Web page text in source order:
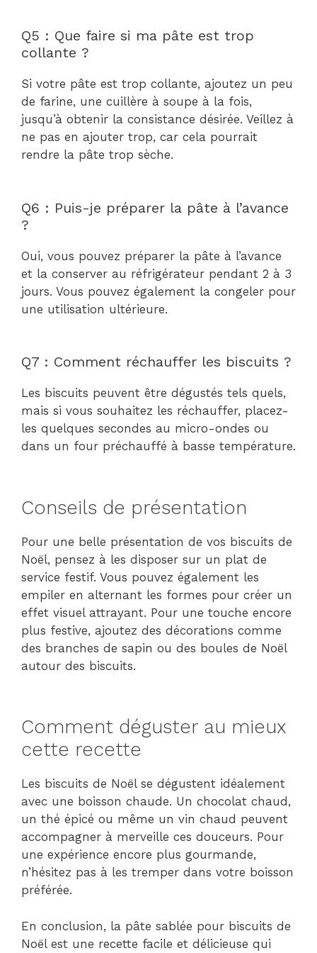
Q5 : Que faire si ma pâte est trop
collante ?
Si votre pâte est trop collante, ajoutez un peu
de farine, une cuillère à soupe à la fois,
jusqu’à obtenir la consistance désirée. Veillez à
ne pas en ajouter trop, car cela pourrait
rendre la pâte trop sèche.
Q6 : Puis-je préparer la pâte à l’avance
?
Oui, vous pouvez préparer la pâte à l’avance
et la conserver au réfrigérateur pendant 2 à 3
jours. Vous pouvez également la congeler pour
une utilisation ultérieure.
Q7 : Comment réchauffer les biscuits ?
Les biscuits peuvent être dégustés tels quels,
mais si vous souhaitez les réchauffer, placez-
les quelques secondes au micro-ondes ou
dans un four préchauffé à basse température.
Conseils de présentation
Pour une belle présentation de vos biscuits de
Noël, pensez à les disposer sur un plat de
service festif. Vous pouvez également les
empiler en alternant les formes pour créer un
effet visuel attrayant. Pour une touche encore
plus festive, ajoutez des décorations comme
des branches de sapin ou des boules de Noël
autour des biscuits.
Comment déguster au mieux
cette recette
Les biscuits de Noël se dégustent idéalement
avec une boisson chaude. Un chocolat chaud,
un thé épicé ou même un vin chaud peuvent
accompagner à merveille ces douceurs. Pour
une expérience encore plus gourmande,
n’hésitez pas à les tremper dans votre boisson
préférée.
En conclusion, la pâte sablée pour biscuits de
Noël est une recette facile et délicieuse qui